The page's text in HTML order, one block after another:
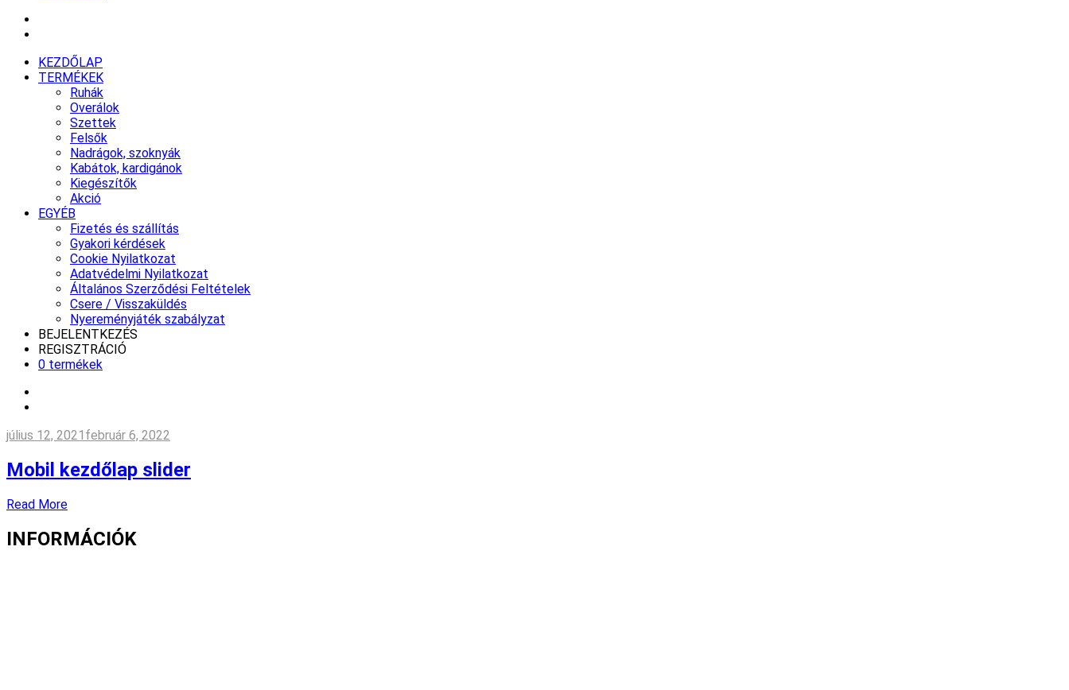
KEZDŐLAP
TERMÉKEK
Ruhák
Overálok
Szettek
Felsők
Nadrágok, szoknyák
Kabátok, kardigánok
Kiegészítők
Akció
EGYÉB
Fizetés és szállítás
Gyakori kérdések
Cookie Nyilatkozat
Adatvédelmi Nyilatkozat
Általános Szerződési Feltételek
Csere / Visszaküldés
Nyereményjáték szabályzat
BEJELENTKEZÉS
REGISZTRÁCIÓ
0 termékek
július 12, 2021 február 6, 2022
Mobil kezdőlap slider
Read More
INFORMÁCIÓK